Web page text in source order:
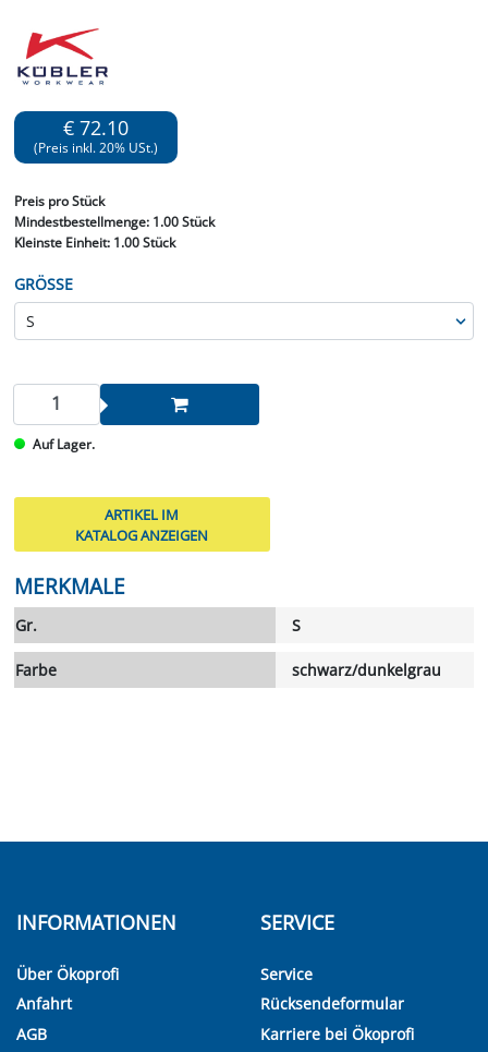
€ 72.10
(Preis inkl. 20% USt.)
Preis pro Stück
Mindestbestellmenge: 1.00 Stück
Kleinste Einheit:1.00 Stück
GRÖSSE
Auf Lager.
ARTIKEL IM
KATALOG ANZEIGEN
MERKMALE
Gr. S
Farbe schwarz/dunkelgrau
INFORMATIONEN
Über Ökoprofi
Anfahrt
AGB
SERVICE
Service
Rücksendeformular
Karriere bei Ökoprofi